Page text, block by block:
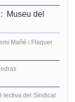
Museu del
Mañé i Flaquer
del Sindicat